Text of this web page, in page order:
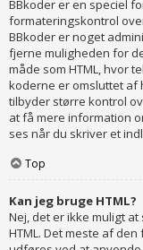
BBkoder er en speciel
formateringskontrol
BBkoder er noget
fjerne muligheden for
måde som HTML, hvor
koderne er omsluttet af
tilbyder større kontrol
at få mere information
ses når du skriver et
Top
Kan jeg bruge HTML?
Nej, det er ikke muligt
HTML. Det meste af